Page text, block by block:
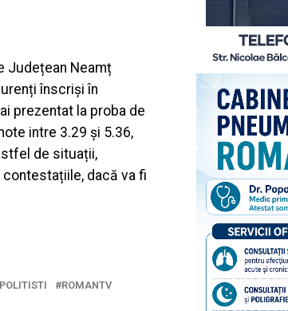
Județean Neamț
înscriși în
prezentat la proba de
intre 3.29 și 5.36,
de situații,
dacă va fi
POLITISTI ROMANTV